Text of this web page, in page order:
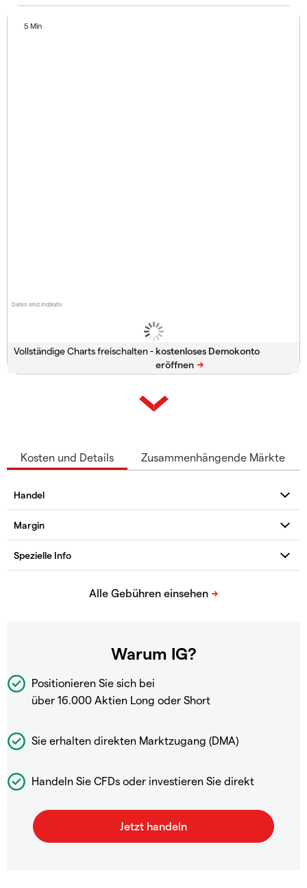
Daten sind indikativ
5 Min
Vollständige Charts freischalten -
Kosten und Details Zusammenhängende Märkte
Warum IG?
Positionieren Sie sich bei
über 16.000 Aktien Long oder Short
Sie erhalten direkten Marktzugang (DMA)
Handeln Sie CFDs oder investieren Sie direkt